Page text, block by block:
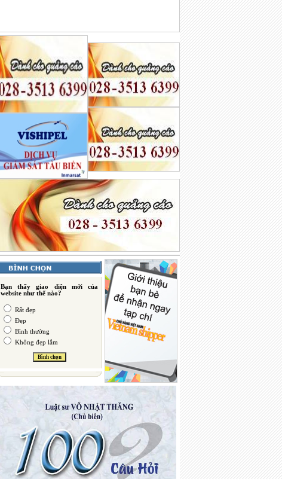
Bạn thấy giao diện mới của
website như thế nào?
Rất đẹp
Đẹp
Bình thường
Không đẹp lắm